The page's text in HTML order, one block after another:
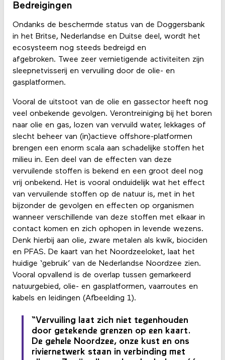
Bedreigingen
Ondanks de beschermde status van de Doggersbank
in het Britse, Nederlandse en Duitse deel, wordt het
ecosysteem nog steeds bedreigd en
afgebroken. Twee zeer vernietigende activiteiten zijn
sleepnetvisserij en vervuiling door de olie- en
gasplatformen.
Vooral de uitstoot van de olie en gassector heeft nog
veel onbekende gevolgen. Verontreiniging bij het boren
naar olie en gas, lozen van vervuild water, lekkages of
slecht beheer van (in)actieve offshore-platformen
brengen een enorm scala aan schadelijke stoffen het
milieu in. Een deel van de effecten van deze
vervuilende stoffen is bekend en een groot deel nog
vrij onbekend. Het is vooral onduidelijk wat het effect
van vervuilende stoffen op de natuur is, met in het
bijzonder de gevolgen en effecten op organismen
wanneer verschillende van deze stoffen met elkaar in
contact komen en zich ophopen in levende wezens.
Denk hierbij aan olie, zware metalen als kwik, biociden
en PFAS. De kaart van het Noordzeeloket, laat het
huidige ‘gebruik’ van de Nederlandse Noordzee zien.
Vooral opvallend is de overlap tussen gemarkeerd
natuurgebied, olie- en gasplatformen, vaarroutes en
kabels en leidingen (Afbeelding 1).
“Vervuiling laat zich niet tegenhouden
door getekende grenzen op een kaart.
De gehele Noordzee, onze kust en ons
riviernetwerk staan in verbinding met